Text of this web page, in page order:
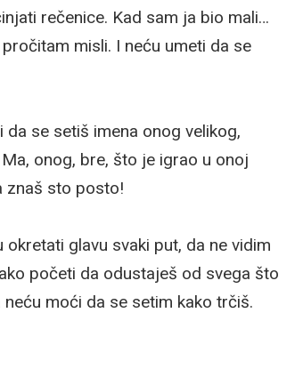
rečenice. Kad sam ja bio mali…
misli. I neću umeti da se
se setiš imena onog velikog,
onog, bre, što je igrao u onoj
znaš sto posto!
glavu svaki put, da ne vidim
početi da odustaješ od svega što
moći da se setim kako trčiš.